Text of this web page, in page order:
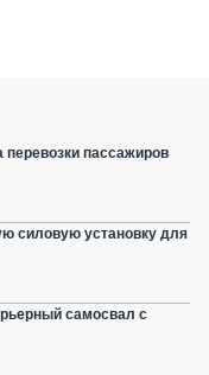
перевозки пассажиров
силовую установку для
самосвал с